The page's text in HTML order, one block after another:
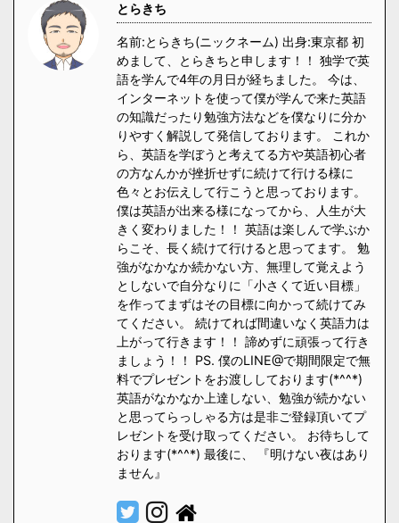
とらきち
名前:とらきち(ニックネーム) 出身:東京都 初
めまして、とらきちと申します！！ 独学で英
語を学んで4年の月日が経ちました。 今は、
インターネットを使って僕が学んで来た英語
の知識だったり勉強方法などを僕なりに分か
りやすく解説して発信しております。 これか
ら、英語を学ぼうと考えてる方や英語初心者
の方なんかが挫折せずに続けて行ける様に
色々とお伝えして行こうと思っております。
僕は英語が出来る様になってから、人生が大
きく変わりました！！ 英語は楽しんで学ぶか
らこそ、長く続けて行けると思ってます。 勉
強がなかなか続かない方、無理して覚えよう
としないで自分なりに「小さくて近い目標」
を作ってまずはその目標に向かって続けてみ
てください。 続けてれば間違いなく英語力は
上がって行きます！！ 諦めずに頑張って行き
ましょう！！ PS. 僕のLINE@で期間限定で無
料でプレゼントをお渡ししております(*^^*)
英語がなかなか上達しない、勉強が続かない
と思ってらっしゃる方は是非ご登録頂いてプ
レゼントを受け取ってください。 お待ちして
おります(*^^*) 最後に、 『明けない夜はあり
ません』